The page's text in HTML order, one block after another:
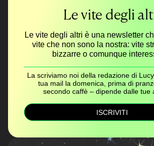
Le vite degli
Le vite degli altri è una newsletter
vite che non sono la nostra: vite
bizzarre o comunque
La scriviamo noi della redazione di
tua mail la domenica, prima di
secondo caffè – dipende dalle tue
ISCRIVITI